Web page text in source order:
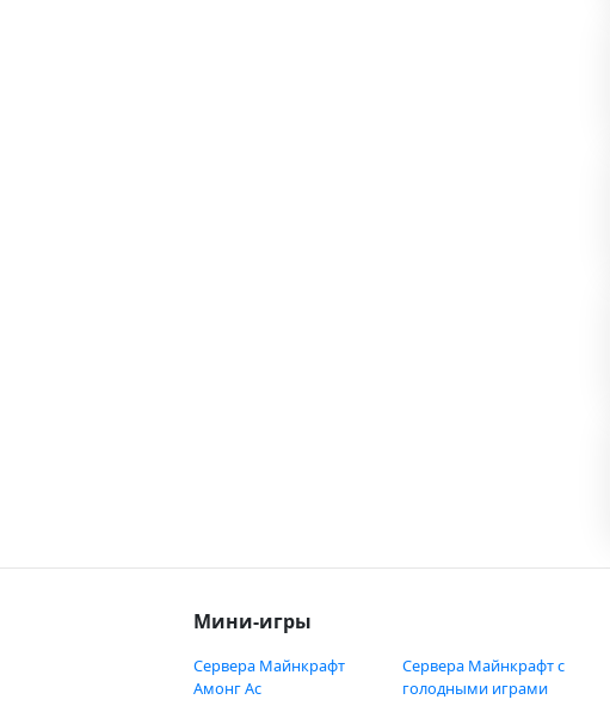
Мини-игры
Сервера Майнкрафт
Амонг Ас
Сервера Майнкрафт с
голодными играми